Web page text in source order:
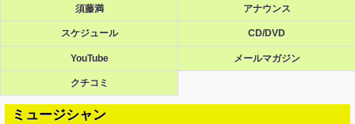
須藤満 アナウンス
スケジュール CD/DVD
YouTube メールマガジン
クチコミ
ミュージシャン